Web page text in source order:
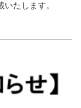
たします。